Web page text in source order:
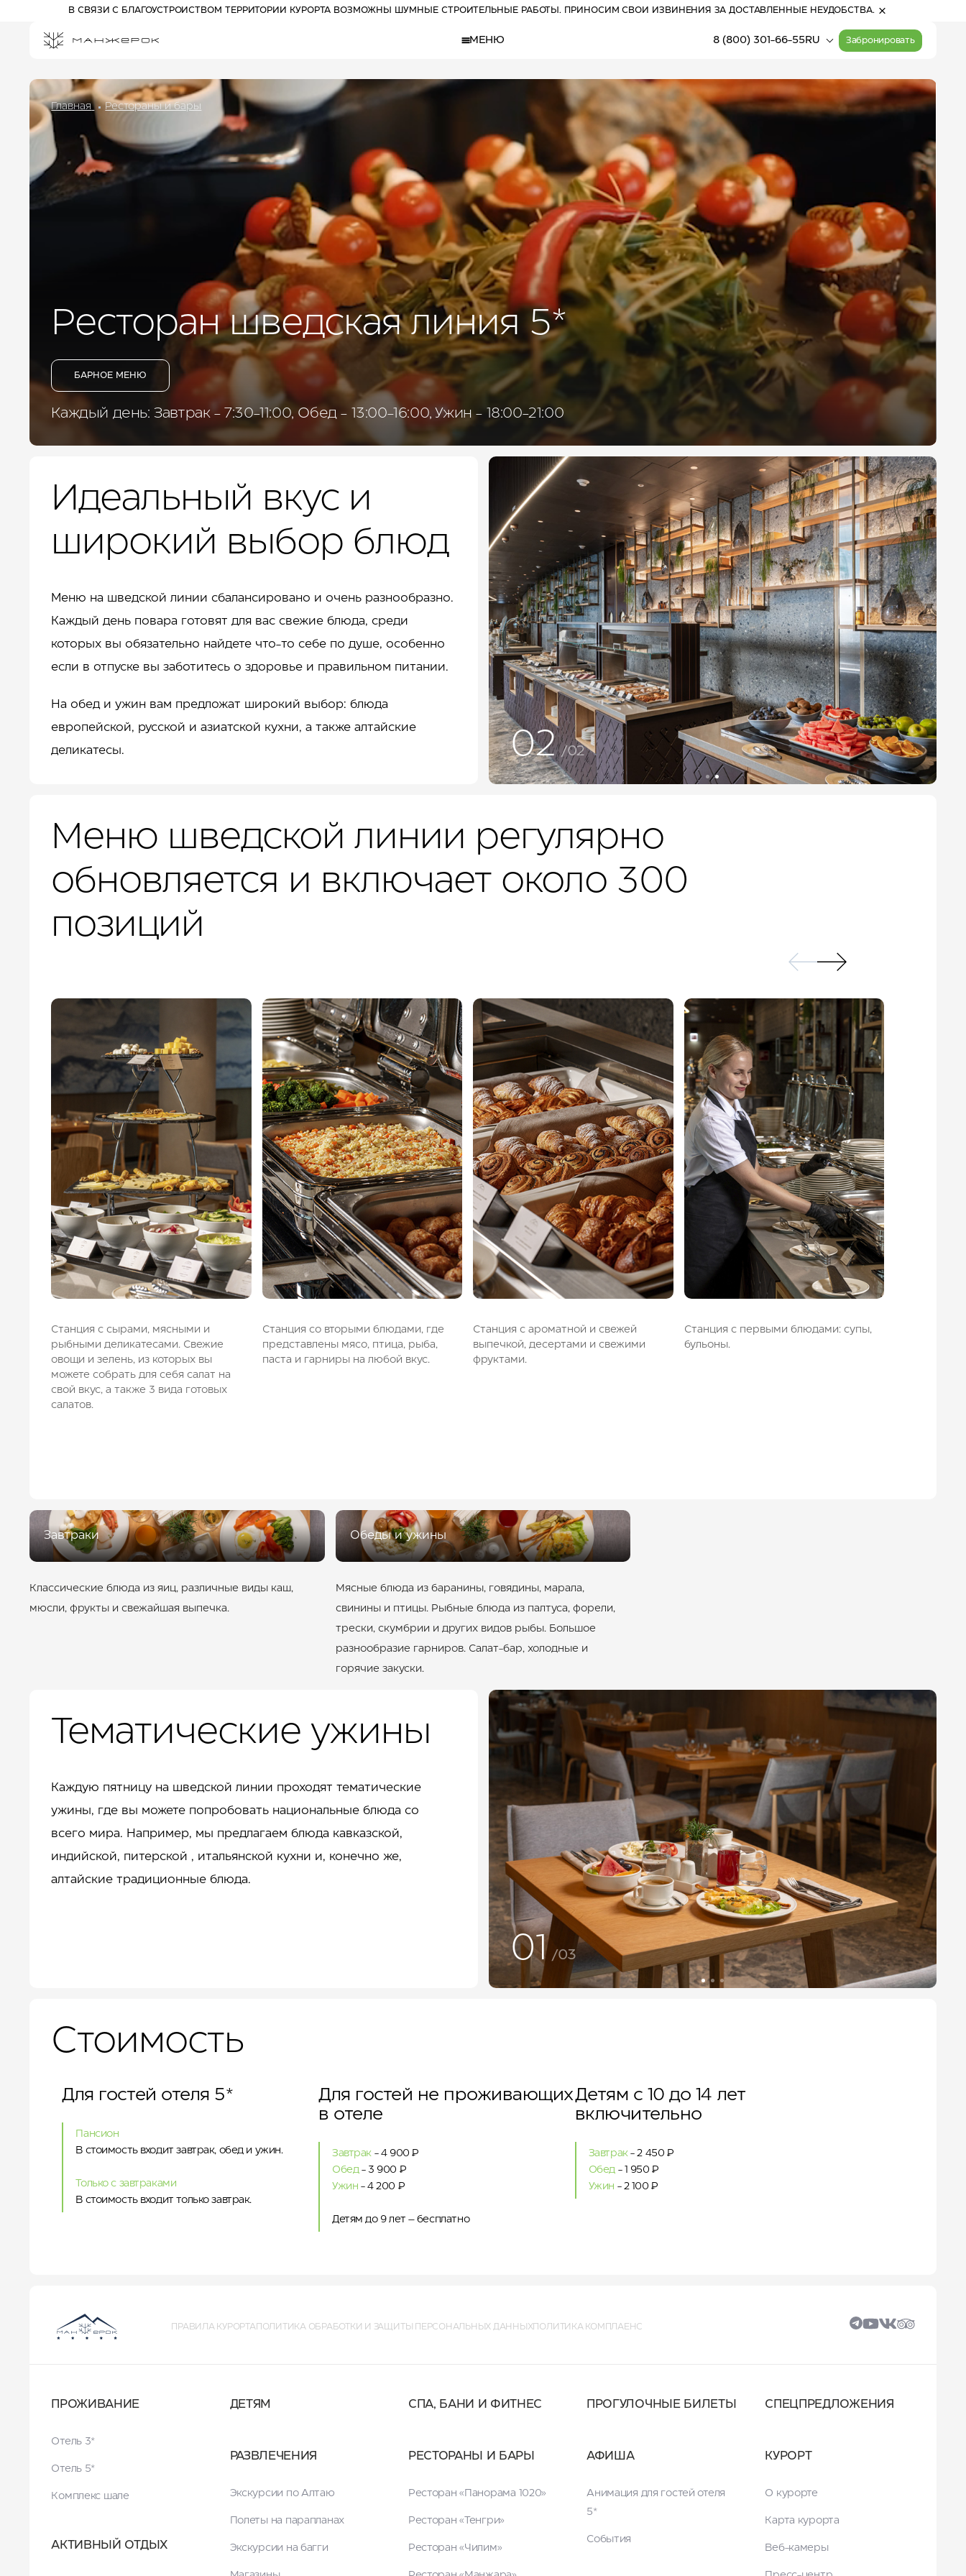
В СВЯЗИ С БЛАГОУСТРОЙСТВОМ ТЕРРИТОРИИ КУРОРТА ВОЗМОЖНЫ ШУМНЫЕ СТРОИТЕЛЬНЫЕ РАБОТЫ. ПРИНОСИМ СВОИ ИЗВИНЕНИЯ ЗА ДОСТАВЛЕННЫЕ НЕУДОБСТВА.
МЕНЮ 8 (800) 301-66-55RU Забронировать
ПРОЖИВАНИЕ НА КУРОРТЕ
Отель 3*
Комплекс шале
Отель 5*
СПЕЦПРЕДЛОЖЕНИЯ
РАЗВЛЕЧЕНИЯ
АФИША
АКТИВНЫЙ ОТДЫХ
РЕСТОРАНЫ И БАРЫ
ДЛЯ БИЗНЕСА
КУРОРТ
КОНТАКТЫ
18:05 (Алтай)
Прогулочные билеты
на канатные дороги
канатных дорог
24°С
облачно с
прояснениями
Активный отдых
Карта курорта
Лето 2026
Главная Рестораны и бары
Ресторан шведская линия 5*
БАРНОЕ МЕНЮ
Каждый день: Завтрак - 7:30-11:00, Обед - 13:00-16:00, Ужин - 18:00-21:00
Идеальный вкус и
широкий выбор блюд
Меню на шведской линии сбалансировано и очень разнообразно.
Каждый день повара готовят для вас свежие блюда, среди
которых вы обязательно найдете что-то себе по душе, особенно
если в отпуске вы заботитесь о здоровье и правильном питании.
На обед и ужин вам предложат широкий выбор: блюда
европейской, русской и азиатской кухни, а также алтайские
деликатесы. 01 /02
Меню шведской линии регулярно
обновляется и включает около 300
позиций
Станция с сырами, мясными и
рыбными деликатесами. Свежие
овощи и зелень, из которых вы
можете собрать для себя салат на
свой вкус, а также 3 вида готовых
салатов.
Станция со вторыми блюдами, где
представлены мясо, птица, рыба,
паста и гарниры на любой вкус.
Станция с ароматной и свежей
выпечкой, десертами и свежими
фруктами.
Станция с первыми блюдами: супы,
бульоны.
Завтраки
Классические блюда из яиц, различные виды каш,
мюсли, фрукты и свежайшая выпечка.
Обеды и ужины
Мясные блюда из баранины, говядины, марала,
свинины и птицы. Рыбные блюда из палтуса, форели,
трески, скумбрии и других видов рыбы. Большое
разнообразие гарниров. Салат-бар, холодные и
горячие закуски.
Тематические ужины
Каждую пятницу на шведской линии проходят тематические
ужины, где вы можете попробовать национальные блюда со
всего мира. Например, мы предлагаем блюда кавказской,
индийской, питерской , итальянской кухни и, конечно же,
алтайские традиционные блюда.
02 /03
Стоимость
Для гостей отеля 5*
Пансион
В стоимость входит завтрак, обед и ужин.
Только с завтраками
В стоимость входит только завтрак.
Для гостей не проживающих
в отеле
Завтрак - 4 900 ₽
Обед - 3 900 ₽
Ужин - 4 200 ₽
Детям до 9 лет – бесплатно
Детям с 10 до 14 лет
включительно
Завтрак- 2 450 ₽
Обед - 1 950 ₽
Ужин - 2 100 ₽
ПРАВИЛА КУРОРТА ПОЛИТИКА ОБРАБОТКИ И ЗАЩИТЫ ПЕРСОНАЛЬНЫХ ДАННЫХ ПОЛИТИКА КОМПЛАЕНС
ПРОЖИВАНИЕ
Отель 3*
Отель 5*
Комплекс шале
АКТИВНЫЙ ОТДЫХ
ДЕТЯМ
РАЗВЛЕЧЕНИЯ
Экскурсии по Алтаю
Полеты на парапланах
Экскурсии на багги
СПА, БАНИ И ФИТНЕС
РЕСТОРАНЫ И БАРЫ
Ресторан «Панорама 1020»
Ресторан «Тенгри»
Ресторан «Чилим»
ПРОГУЛОЧНЫЕ БИЛЕТЫ
АФИША
Анимация для гостей отеля
5*
События
СПЕЦПРЕДЛОЖЕНИЯ
КУРОРТ
О курорте
Карта курорта
Веб-камеры